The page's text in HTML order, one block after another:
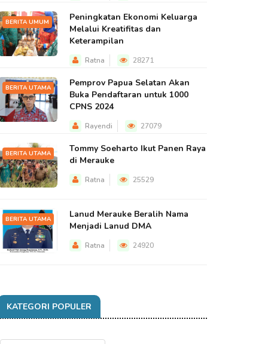
BERITA UMUM
Peningkatan Ekonomi Keluarga
Melalui Kreatifitas dan
Keterampilan
Ratna 28271
BERITA UTAMA
Pemprov Papua Selatan Akan
Buka Pendaftaran untuk 1000
CPNS 2024
Rayendi 27079
BERITA UTAMA
Tommy Soeharto Ikut Panen Raya
di Merauke
Ratna 25529
BERITA UTAMA
Lanud Merauke Beralih Nama
Menjadi Lanud DMA
Ratna 24920
KATEGORI POPULER